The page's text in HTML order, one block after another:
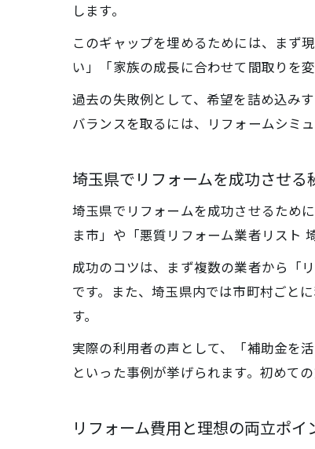
します。
このギャップを埋めるためには、まず
い」「家族の成長に合わせて間取りを
過去の失敗例として、希望を詰め込み
バランスを取るには、リフォームシミ
埼玉県でリフォームを成功させる
埼玉県でリフォームを成功させるため
ま市」や「悪質リフォーム業者リスト
成功のコツは、まず複数の業者から「
です。また、埼玉県内では市町村ごと
す。
実際の利用者の声として、「補助金を
といった事例が挙げられます。初めて
リフォーム費用と理想の両立ポイ